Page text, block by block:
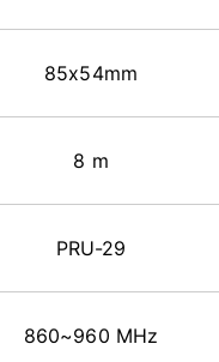
85x54mm
8 m
PRU-29
860~960 MHz